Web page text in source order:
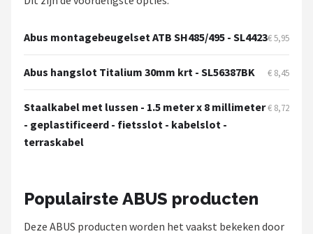
Abus montagebeugelset ATB SH485/495 - SL4423€ 5,95
Abus hangslot Titalium 30mm krt - SL56387BK € 8,45
Staalkabel met lussen - 1.5 meter x 8 millimeter
- geplastificeerd - fietsslot - kabelslot -
terraskabel
€ 8,72
Populairste ABUS producten
Deze ABUS producten worden het vaakst bekeken door